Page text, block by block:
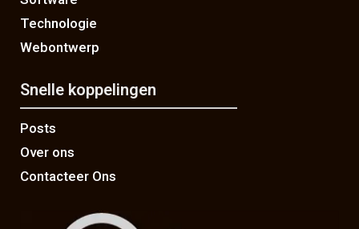
Technologie
Webontwerp
Snelle koppelingen
Posts
Over ons
Contacteer Ons